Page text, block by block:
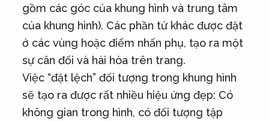
gồm các góc của khung hình và trung tâm
của khung hình). Các phần tử khác được đặt
ở các vùng hoặc điểm nhấn phụ, tạo ra một
sự cân đối và hài hòa trên trang.
Việc “đặt lệch” đối tượng trong khung hình
sẽ tạo ra được rất nhiều hiệu ứng đẹp: Có
không gian trong hình, có đối tượng tập